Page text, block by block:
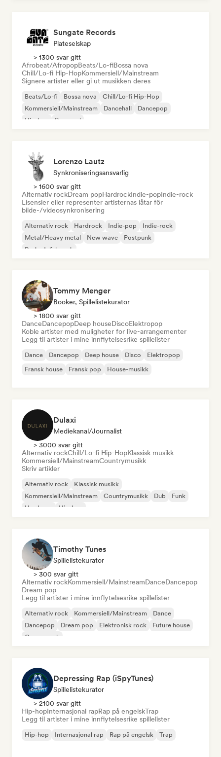
Sungate Records
Plateselskap
> 1300 svar gitt
Afrobeat/AfropopBeats/Lo-fiBossa nova
Chill/Lo-fi Hip-HopKommersiell/Mainstream
Signere artister eller gi ut musikken deres
Beats/Lo-fi Bossa nova
Chill/Lo-fi Hip-Hop
Kommersiell/Mainstream
Dancehall
Dancepop
Hip-hop
Pop-soul
Lorenzo Lautz
Synkroniseringsansvarlig
> 1600 svar gitt
Alternativ rockDream popHardrockIndie-popIndie-rock
Lisensier eller representer artisternas låtar för
bilde-/videosynkronisering
Alternativ rock Hardrock Indie-pop
Indie-rock
Metal/Heavy metal
New wave
Postpunk
Psykedelisk rock
Tommy Menger
Booker, Spillelistekurator
> 1800 svar gitt
DanceDancepopDeep houseDiscoElektropop
Koble artister med muligheter for live-arrangementer
Legg til artister i mine innflytelsesrike spillelister
Dance Dancepop Deep house Disco
Elektropop
Fransk house
Fransk pop House-musikk
Dulaxi
Mediekanal/journalist
> 3000 svar gitt
Alternativ rockChill/Lo-fi Hip-HopKlassisk musikk
Kommersiell/MainstreamCountrymusikk
Skriv artikler
Alternativ rock
Klassisk musikk
Kommersiell/Mainstream
Countrymusikk Dub
Funk
Hardcore
Hip-hop
Timothy Tunes
Spillelistekurator
> 300 svar gitt
Alternativ rockKommersiell/MainstreamDanceDancepop
Dream pop
Legg til artister i mine innflytelsesrike spillelister
Alternativ rock Kommersiell/Mainstream
Dance
Dancepop
Dream pop Elektronisk rock
Future house
Garagerock
Depressing Rap (iSpyTunes)
Spillelistekurator
> 2100 svar gitt
Hip-hopInternasjonal rapRap på engelskTrap
Legg til artister i mine innflytelsesrike spillelister
Hip-hop Internasjonal rap Rap på engelsk Trap